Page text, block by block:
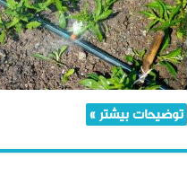
توضیحات بیشتر »